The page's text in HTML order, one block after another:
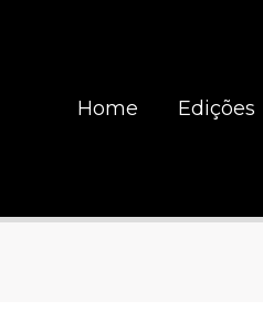
Home Edições